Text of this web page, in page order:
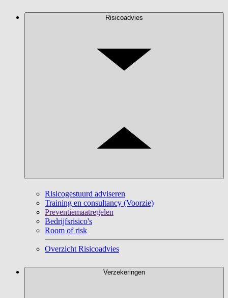
Risicoadvies
Risicogestuurd adviseren
Training en consultancy (Voorzie)
Preventiemaatregelen
Bedrijfsrisico's
Room of risk
Overzicht Risicoadvies
Verzekeringen